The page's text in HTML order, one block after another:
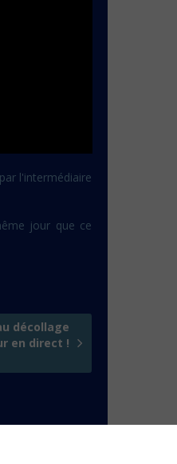
l'intermédiaire
jour que ce
décollage
en direct !